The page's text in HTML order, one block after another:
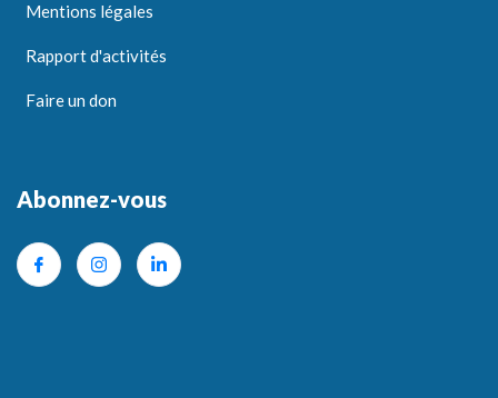
Mentions légales
Rapport d'activités
Faire un don
Abonnez-vous